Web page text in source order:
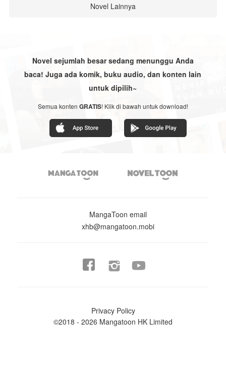
Novel Lainnya
Novel sejumlah besar sedang menunggu Anda
baca! Juga ada komik, buku audio, dan konten lain
untuk dipilih~
Semua konten GRATIS! Klik di bawah untuk download!
 
MangaToon email
xhb@mangatoon.mobi
 
Privacy Policy
©2018 - 2026 Mangatoon HK Limited